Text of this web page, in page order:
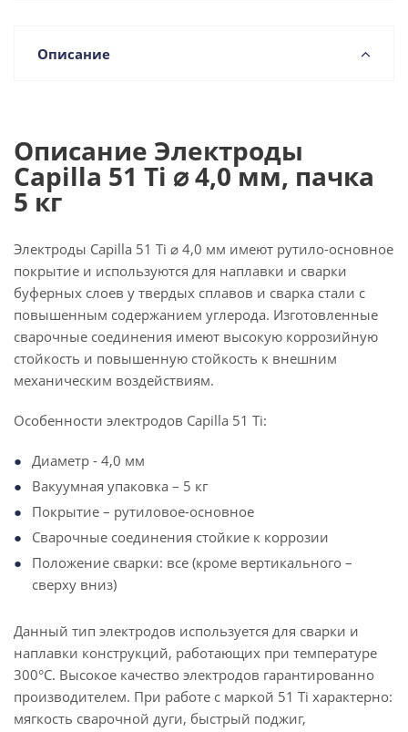
Описание
Описание Электроды
Capilla 51 Ti ⌀ 4,0 мм, пачка
5 кг
Электроды Capilla 51 Ti ⌀ 4,0 мм имеют рутило-основное
покрытие и используются для наплавки и сварки
буферных слоев у твердых сплавов и сварка стали с
повышенным содержанием углерода. Изготовленные
сварочные соединения имеют высокую коррозийную
стойкость и повышенную стойкость к внешним
механическим воздействиям.
Особенности электродов Capilla 51 Ti:
Диаметр - 4,0 мм
Вакуумная упаковка – 5 кг
Покрытие – рутиловое-основное
Сварочные соединения стойкие к коррозии
Положение сварки: все (кроме вертикального –
сверху вниз)
Данный тип электродов используется для сварки и
наплавки конструкций, работающих при температуре
300°C. Высокое качество электродов гарантированно
производителем. При работе с маркой 51 Ti характерно:
мягкость сварочной дуги, быстрый поджиг,